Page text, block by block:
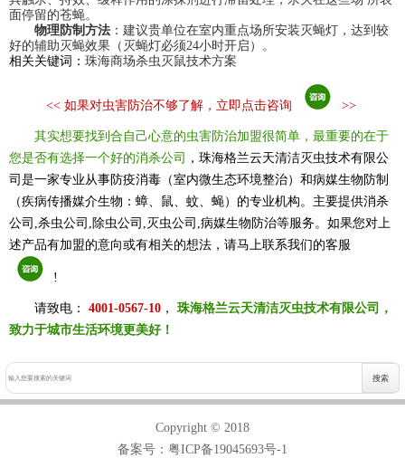
面停留的苍蝇。
物理防制方法 ：建议贵单位在室内重点场所安装灭蝇灯，达到较
好的辅助灭蝇效果（灭蝇灯必须24小时开启）。
相关关键词： 珠海商场杀虫灭鼠技术方案
<< 如果对虫害防治不够了解，立即点击咨询 >>
其实想要找到合自己心意的虫害防治加盟很简单，最重要的在于
您是否有选择一个好的消杀公司
，珠海格兰云天清洁灭虫技术有限公
司是一家专业从事防疫消毒（室内微生态环境整治）和病媒生物防制
（疾病传播媒介生物：蟑、鼠、蚊、蝇）的专业机构。主要提供消杀
公司,杀虫公司,除虫公司,灭虫公司,病媒生物防治等服务。如果您对上
述产品有加盟的意向或有相关的想法，请马上联系我们的客服
!
请致电： 4001-0567-10 ， 珠海格兰云天清洁灭虫技术有限公司，
致力于城市生活环境更美好！
Copyright © 2018
备案号： 粤ICP备19045693号-1